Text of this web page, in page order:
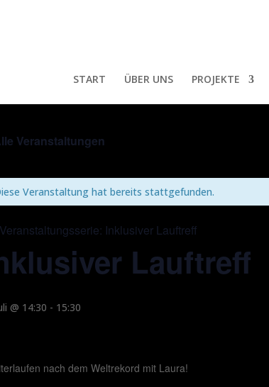
START ÜBER UNS PROJEKTE
Veranstaltungen
Veranstaltung hat bereits stattgefunden.
Veranstaltungsserie: Inklusiver Lauftreff
Lauftreff
@ 14:30 - 15:30
nach dem Weltrekord mit Laura!